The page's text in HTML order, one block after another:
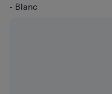
- Blanc